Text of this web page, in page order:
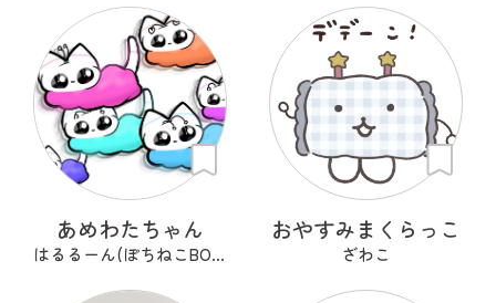
あめわたちゃん
はるるーん(ぽちねこBOOKS)
おやすみまくらっこ
ざわこ